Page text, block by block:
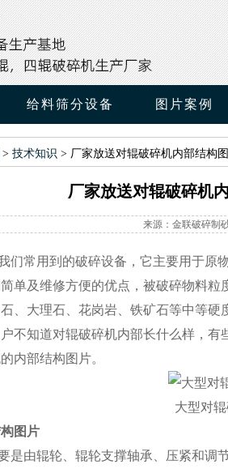
给料筛分设备 图片案例
> 技术知识 > 厂家放送对辊破碎机内部结构
厂家放送对辊破碎机
来源：金联破碎制
们常用到的破碎设备，它主要用于原
单及维修方便的优点，被破碎物料
、大理石、花岗岩、铁矿石等中等
不知道对辊破碎机内部长什么样，
内部结构图片。
大型对
图片
由辊轮、辊轮支撑轴承、压紧和调